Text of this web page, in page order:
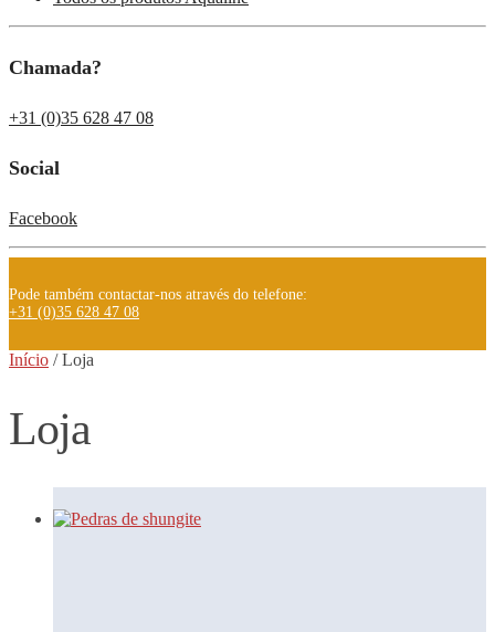
Chamada?
+31 (0)35 628 47 08
Social
Facebook
Pode também contactar-nos através do telefone:
+31 (0)35 628 47 08
Início /Loja
Loja